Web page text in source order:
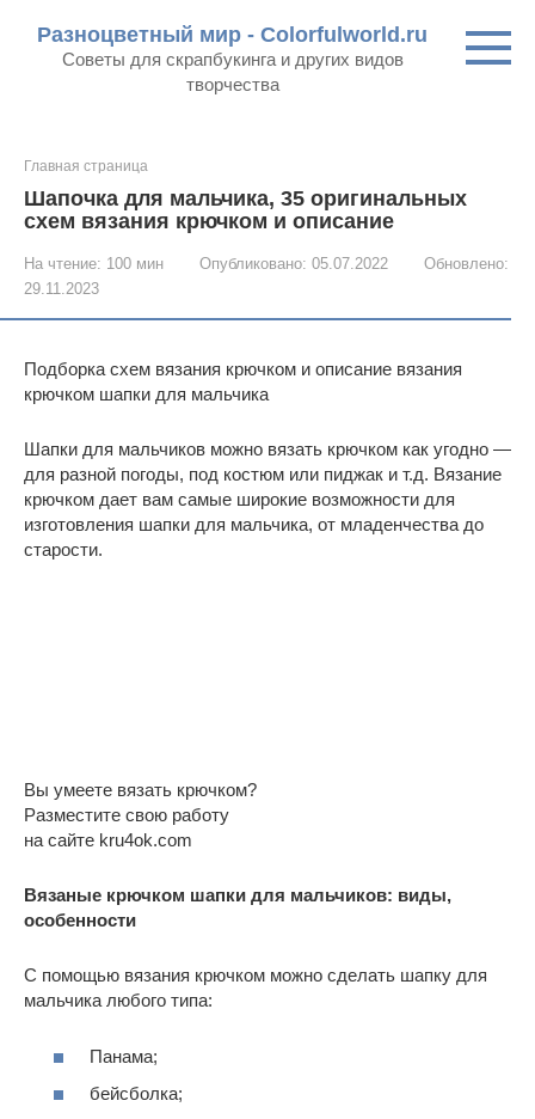
контенту
Разноцветный мир - Colorfulworld.ru
Советы для скрапбукинга и других видов
творчества
Главная страница
Шапочка для мальчика, 35 оригинальных
схем вязания крючком и описание
На чтение: 100 мин Опубликовано: 05.07.2022
Обновлено:
29.11.2023
Подборка схем вязания крючком и описание вязания
крючком шапки для мальчика
Шапки для мальчиков можно вязать крючком как угодно —
для разной погоды, под костюм или пиджак и т.д. Вязание
крючком дает вам самые широкие возможности для
изготовления шапки для мальчика, от младенчества до
старости.
Вы умеете вязать крючком?
Разместите свою работу
на сайте kru4ok.com
Вязаные крючком шапки для мальчиков: виды,
особенности
С помощью вязания крючком можно сделать шапку для
мальчика любого типа:
Панама;
бейсболка;